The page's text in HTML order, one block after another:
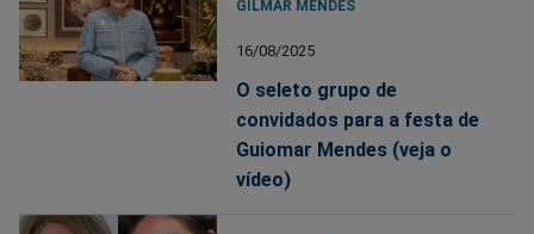
GILMAR MENDES
16/08/2025
O seleto grupo de
convidados para a festa de
Guiomar Mendes (veja o
vídeo)